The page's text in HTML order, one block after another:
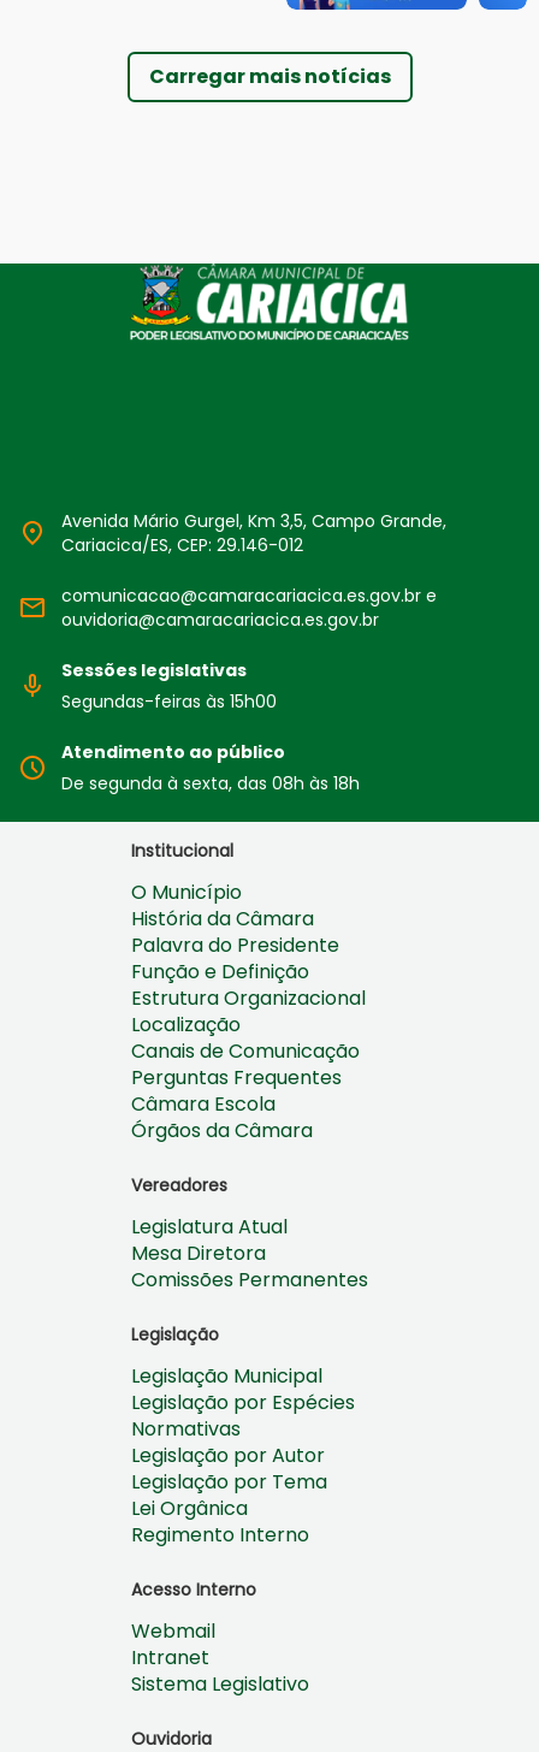
Carregar mais notícias
Avenida Mário Gurgel, Km 3,5, Campo Grande,
Cariacica/ES, CEP: 29.146-012
comunicacao@camaracariacica.es.gov.br e
ouvidoria@camaracariacica.es.gov.br
Sessões legislativas
Segundas-feiras às 15h00
Atendimento ao público
De segunda à sexta, das 08h às 18h
Institucional
O Município
História da Câmara
Palavra do Presidente
Função e Definição
Estrutura Organizacional
Localização
Canais de Comunicação
Perguntas Frequentes
Câmara Escola
Órgãos da Câmara
Vereadores
Legislatura Atual
Mesa Diretora
Comissões Permanentes
Legislação
Legislação Municipal
Legislação por Espécies
Normativas
Legislação por Autor
Legislação por Tema
Lei Orgânica
Regimento Interno
Acesso Interno
Webmail
Intranet
Sistema Legislativo
Ouvidoria